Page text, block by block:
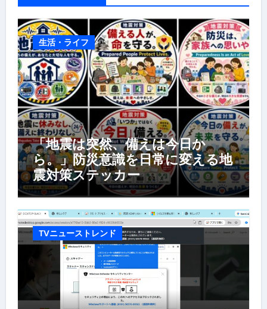
生活・ライフ
「地震は突然、備えは今日か
ら。」防災意識を日常に変える地
震対策ステッカー
TVニューストレンド